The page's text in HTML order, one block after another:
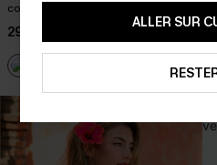
cordon
29,00 €
ALLER SUR